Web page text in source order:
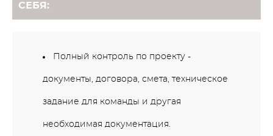
СЕБЯ:
Полный контроль по проекту -
документы, договора, смета, техническое
задание для команды и другая
необходимая документация.